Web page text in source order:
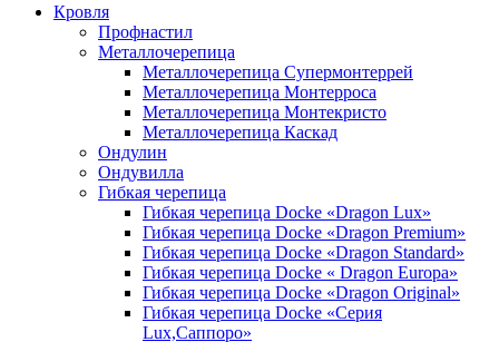
Кровля
Профнастил
Металлочерепица
Металлочерепица Супермонтеррей
Металлочерепица Монтерроса
Металлочерепица Монтекристо
Металлочерепица Каскад
Ондулин
Ондувилла
Гибкая черепица
Гибкая черепица Docke «Dragon Lux»
Гибкая черепица Docke «Dragon Premium»
Гибкая черепица Docke «Dragon Standard»
Гибкая черепица Docke « Dragon Europa»
Гибкая черепица Docke «Dragon Original»
Гибкая черепица Docke «Серия
Lux,Саппоро»